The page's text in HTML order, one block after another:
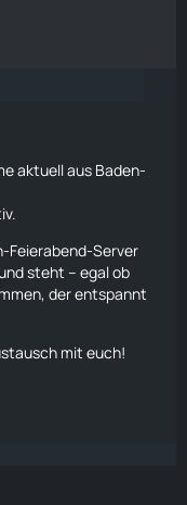
aktuell aus Baden-
Feierabend-Server
steht – egal ob
der entspannt
mit euch!